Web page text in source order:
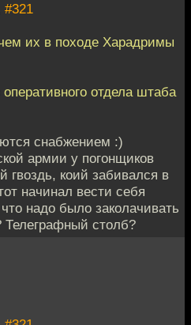
#321
их в походе Харадримы
отдела штаба
снабжением :)
армии у погонщиков
гвоздь, коий забивался в
начинал вести себя
надо было заколачивать
столб?